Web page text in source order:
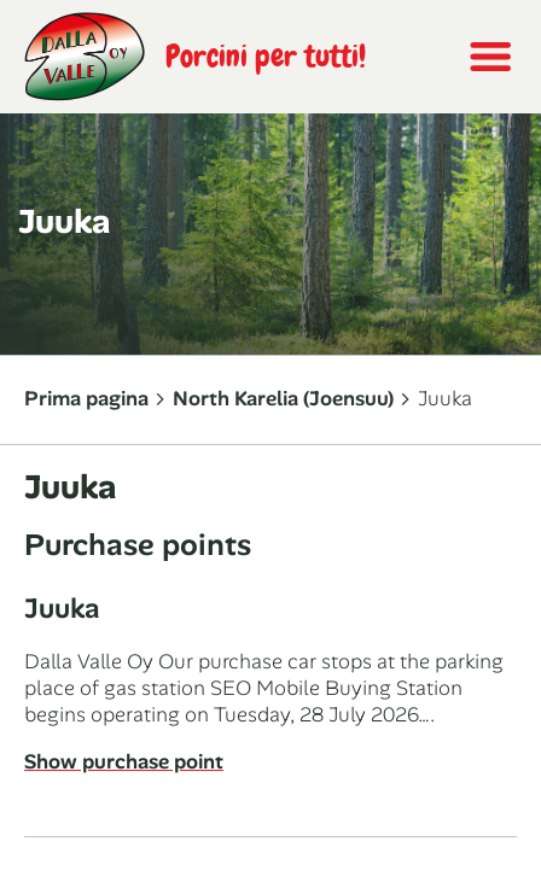
Porcini per tutti!
Juuka
Prima pagina North Karelia (Joensuu) Juuka
Juuka
Purchase points
Juuka
Dalla Valle Oy Our purchase car stops at the parking
place of gas station SEO Mobile Buying Station
begins operating on Tuesday, 28 July 2026….
Show purchase point